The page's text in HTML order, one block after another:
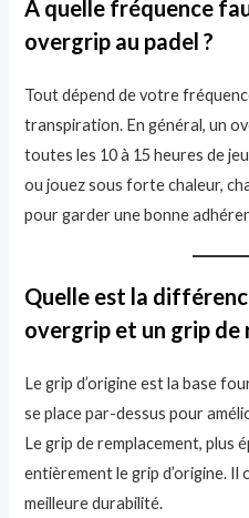
À quelle fréquence
overgrip au padel ?
Tout dépend de votre
transpiration. En général, un
toutes les 10 à 15 heures de
ou jouez sous forte chaleur,
pour garder une bonne
Quelle est la
overgrip et un grip de
Le grip d’origine est la base
se place par-dessus pour
Le grip de remplacement, plus
entièrement le grip d’origine. Il
meilleure durabilité.